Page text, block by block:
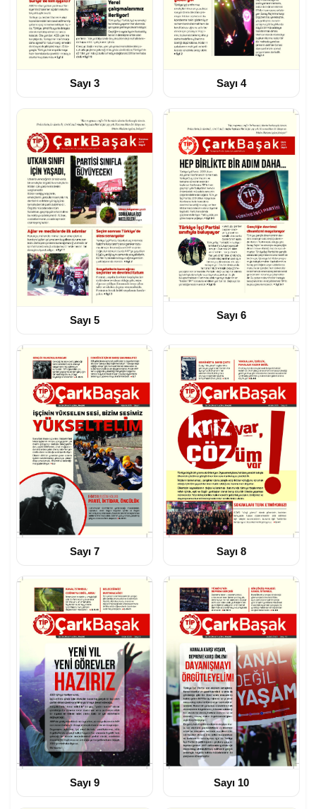
Sayı 3 Sayı 4
Sayı 5 Sayı 6
Sayı 7 Sayı 8
Sayı 9 Sayı 10